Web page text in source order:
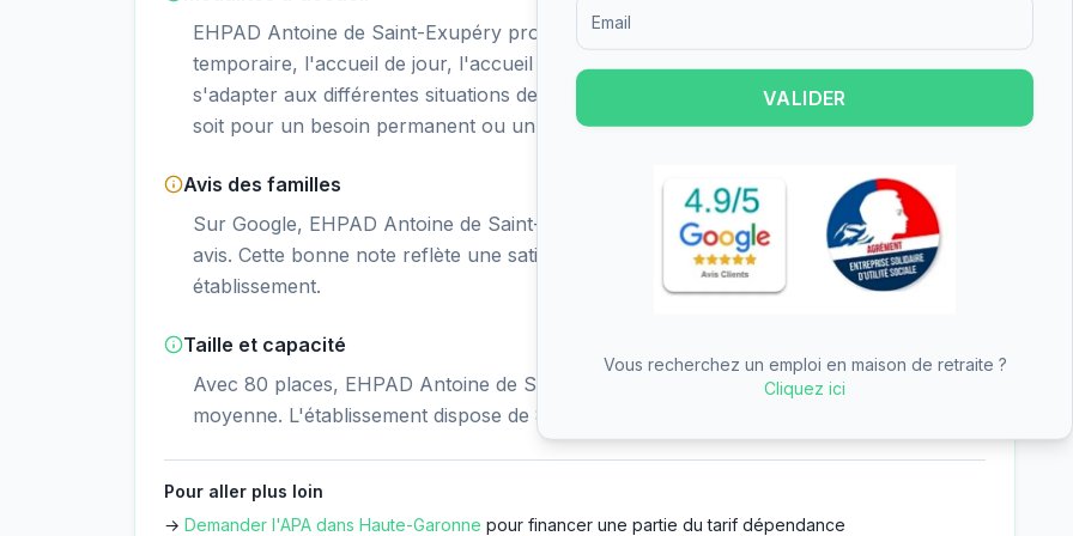
EHPAD Antoine de Saint-Exupéry propose l'hébergement permanent, l'hébergement
temporaire, l'accueil de jour, l'accueil de nuit. Cette diversité d'offres permet de
s'adapter aux différentes situations des personnes âgées et de leurs familles, que ce
soit pour un besoin permanent ou un répit temporaire.
Avis des familles
Sur Google, EHPAD Antoine de Saint-Exupéry obtient une note de 3.7/5 basée sur 7
avis. Cette bonne note reflète une satisfaction globale des familles qui ont choisi cet
établissement.
Taille et capacité
Avec 80 places, EHPAD Antoine de Saint-Exupéry est un établissement de taille
moyenne. L'établissement dispose de 80 chambres.
Pour aller plus loin
→ Demander l'APA dans Haute-Garonne pour financer une partie du tarif dépendance
VALIDER
Vous recherchez un emploi en maison de retraite ?
Cliquez ici